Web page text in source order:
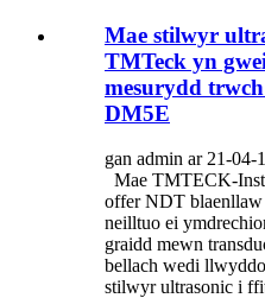
Mae stilwyr
TMTeck yn
mesurydd
DM5E
gan admin ar 21-04-
Mae TMTECK-
offer NDT blaenllaw
neilltuo ei
graidd mewn
bellach wedi
stilwyr ultrasonic i